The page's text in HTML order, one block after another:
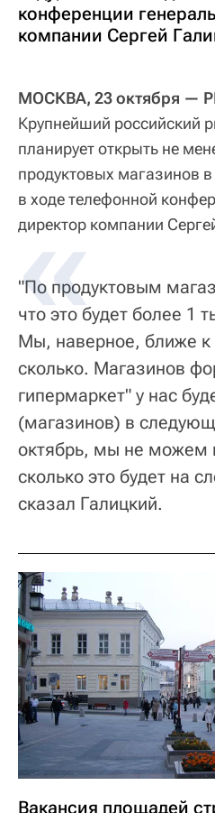
конференции
компании Сергей
МОСКВА, 23 октября —
Крупнейший российский
планирует открыть не
продуктовых магазинов
в ходе телефонной
директор компании
"По продуктовым
что это будет более 1
Мы, наверное, ближе к
сколько. Магазинов
гипермаркет" у нас
(магазинов) в
октябрь, мы не можем
сколько это будет на
сказал Галицкий.
Вакансия площадей